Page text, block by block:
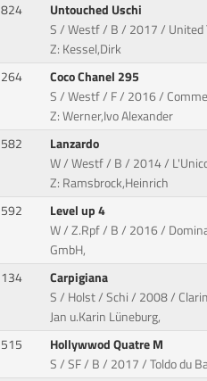
824
Untouched Uschi
S / Westf / B / 2017 / United
Z: Kessel,Dirk
264
Coco Chanel 295
S / Westf / F / 2016 /
Z: Werner,Ivo Alexander
582
Lanzardo
W / Westf / B / 2014 /
Z: Ramsbrock,Heinrich
592
Level up 4
W / Z.Rpf / B / 2016 /
GmbH,
134
Carpigiana
S / Holst / Schi / 2008 /
Jan u.Karin Lüneburg,
515
Hollywwod Quatre M
S / SF / B / 2017 / Toldo du